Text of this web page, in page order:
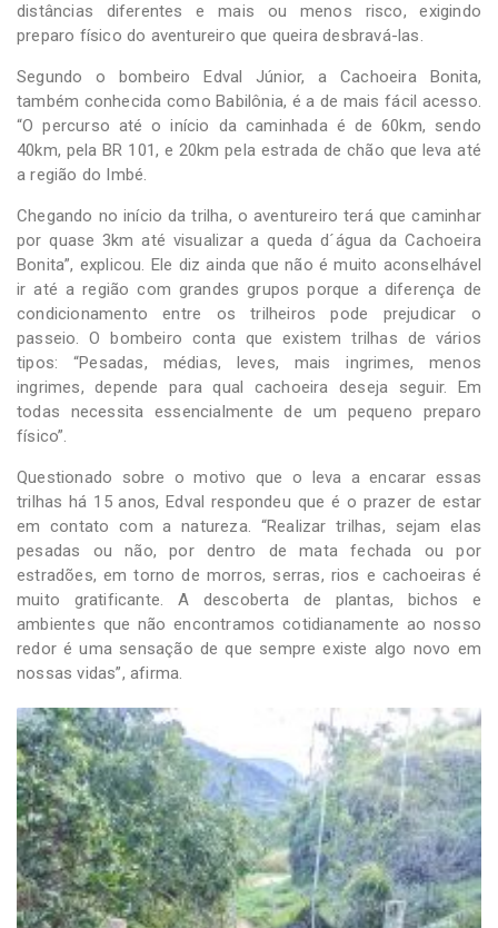
distâncias diferentes e mais ou menos risco, exigindo
preparo físico do aventureiro que queira desbravá-las.
Segundo o bombeiro Edval Júnior, a Cachoeira Bonita,
também conhecida como Babilônia, é a de mais fácil acesso.
“O percurso até o início da caminhada é de 60km, sendo
40km, pela BR 101, e 20km pela estrada de chão que leva até
a região do Imbé.
Chegando no início da trilha, o aventureiro terá que caminhar
por quase 3km até visualizar a queda d´água da Cachoeira
Bonita”, explicou. Ele diz ainda que não é muito aconselhável
ir até a região com grandes grupos porque a diferença de
condicionamento entre os trilheiros pode prejudicar o
passeio. O bombeiro conta que existem trilhas de vários
tipos: “Pesadas, médias, leves, mais ingrimes, menos
ingrimes, depende para qual cachoeira deseja seguir. Em
todas necessita essencialmente de um pequeno preparo
físico”.
Questionado sobre o motivo que o leva a encarar essas
trilhas há 15 anos, Edval respondeu que é o prazer de estar
em contato com a natureza. “Realizar trilhas, sejam elas
pesadas ou não, por dentro de mata fechada ou por
estradões, em torno de morros, serras, rios e cachoeiras é
muito gratificante. A descoberta de plantas, bichos e
ambientes que não encontramos cotidianamente ao nosso
redor é uma sensação de que sempre existe algo novo em
nossas vidas”, afirma.